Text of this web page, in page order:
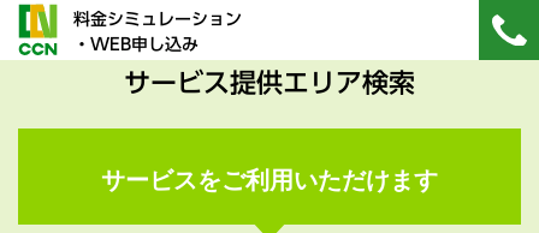
料金シミュレーション
・WEB申し込み
サービス提供エリア検索
サービスをご利用いただけます